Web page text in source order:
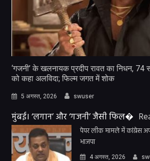
‘गजनी’ के खलनायक प्रदीप रावत का निधन, 74
को कहा अलविदा; फिल्म जगत में शोक
5 अगस्त, 2026 swuser
मुंबई। ‘लगान’ और ‘गजनी’ जैसी फिल�
पेपर लीक मामले में कांग्रेस
भाजपा
4 अगस्त, 2026